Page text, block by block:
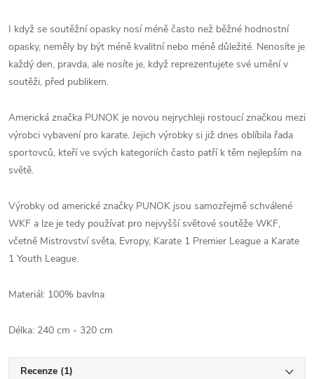
I když se soutěžní opasky nosí méně často než běžné hodnostní
opasky, neměly by být méně kvalitní nebo méně důležité. Nenosíte je
každý den, pravda, ale nosíte je, když reprezentujete své umění v
soutěži, před publikem.
Americká značka PUNOK je novou nejrychleji rostoucí značkou mezi
výrobci vybavení pro karate. Jejich výrobky si již dnes oblíbila řada
sportovců, kteří ve svých kategoriích často patří k těm nejlepším na
světě.
Výrobky od americké značky PUNOK jsou samozřejmě schválené
WKF a lze je tedy používat pro nejvyšší světové soutěže WKF,
včetně Mistrovství světa, Evropy, Karate 1 Premier League a Karate
1 Youth League.
Materiál: 100% bavlna
Délka: 240 cm - 320 cm
Recenze (1)